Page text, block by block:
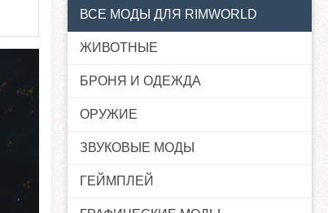
ВСЕ МОДЫ ДЛЯ RIMWORLD
ЖИВОТНЫЕ
БРОНЯ И ОДЕЖДА
ОРУЖИЕ
ЗВУКОВЫЕ МОДЫ
ГЕЙМПЛЕЙ